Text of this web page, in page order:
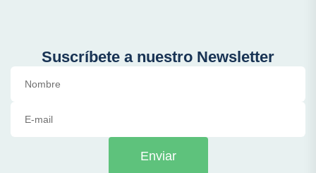
Suscríbete a nuestro Newsletter
Enviar